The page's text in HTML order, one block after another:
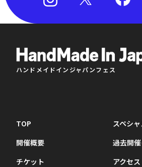
ハンドメイドインジャパンフェス
TOP
開催概要
チケット
スペシ
過去開
アクセス